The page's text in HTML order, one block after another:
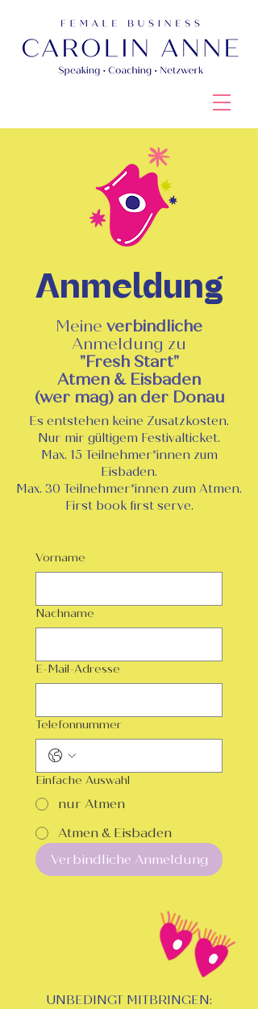
Anmeldung
Meine verbindliche
Anmeldung zu
"Fresh Start"
Atmen & Eisbaden
(wer mag) an der Donau
Es entstehen keine Zusatzkosten.
Nur mir gültigem Festivalticket.
Max. 15 Teilnehmer*innen zum
Eisbaden.
Max. 30 Teilnehmer*innen zum Atmen.
First book first serve.
Vorname
Nachname
E-Mail-Adresse
Telefonnummer
Einfache Auswahl
nur Atmen
Atmen & Eisbaden
Verbindliche Anmeldung
UNBEDINGT MITBRINGEN: